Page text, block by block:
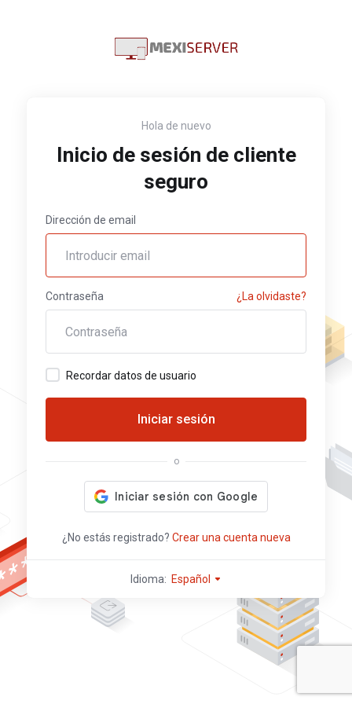
Hola de nuevo
Inicio de sesión de cliente
seguro
Dirección de email
Contraseña ¿La olvidaste?
Recordar datos de usuario
Iniciar sesión
o
¿No estás registrado? Crear una cuenta nueva
Idioma: Español